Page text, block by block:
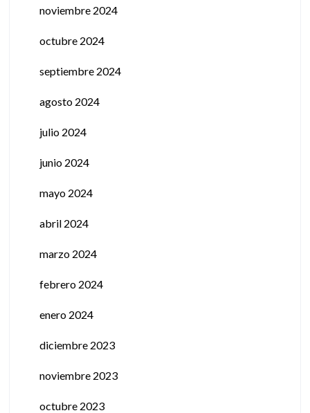
noviembre 2024
octubre 2024
septiembre 2024
agosto 2024
julio 2024
junio 2024
mayo 2024
abril 2024
marzo 2024
febrero 2024
enero 2024
diciembre 2023
noviembre 2023
octubre 2023